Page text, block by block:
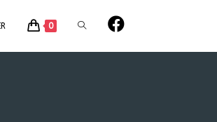
0 TOGGLE